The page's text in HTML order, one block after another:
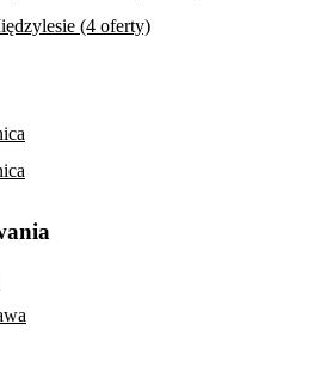
(4 oferty)